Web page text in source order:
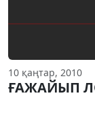
10 қаңтар, 2010
ҒАЖАЙЫП